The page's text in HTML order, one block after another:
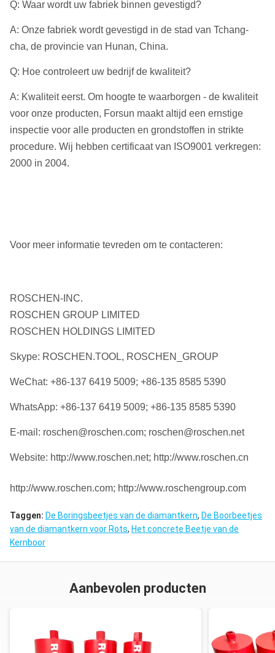
Q: Waar wordt uw fabriek binnen gevestigd?
A: Onze fabriek wordt gevestigd in de stad van Tchang-
cha, de provincie van Hunan, China.
Q: Hoe controleert uw bedrijf de kwaliteit?
A: Kwaliteit eerst. Om hoogte te waarborgen - de kwaliteit
voor onze producten, Forsun maakt altijd een ernstige
inspectie voor alle producten en grondstoffen in strikte
procedure. Wij hebben certificaat van ISO9001 verkregen:
2000 in 2004.
Voor meer informatie tevreden om te contacteren:
ROSCHEN-INC.
ROSCHEN GROUP LIMITED
ROSCHEN HOLDINGS LIMITED
Skype: ROSCHEN.TOOL, ROSCHEN_GROUP
WeChat: +86-137 6419 5009; +86-135 8585 5390
WhatsApp: +86-137 6419 5009; +86-135 8585 5390
E-mail: roschen@roschen.com; roschen@roschen.net
Website: http://www.roschen.net; http://www.roschen.cn
http://www.roschen.com; http://www.roschengroup.com
Taggen: De Boringsbeetjes van de diamantkern, De Boorbeetjes
van de diamantkern voor Rots, Het concrete Beetje van de
Kernboor
Aanbevolen producten